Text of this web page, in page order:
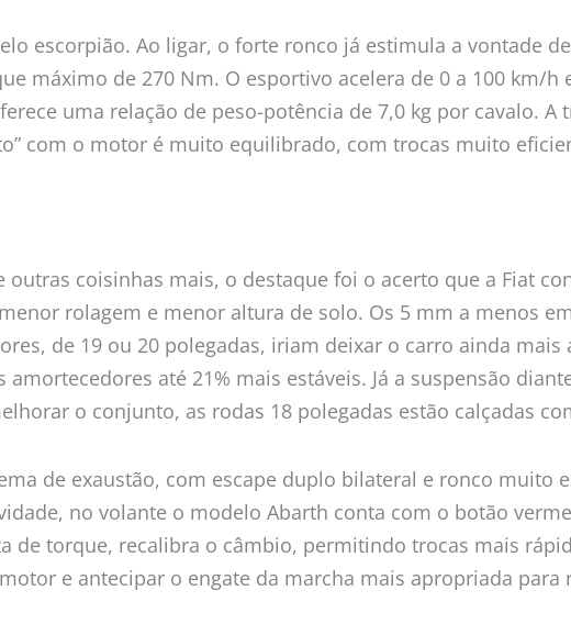
escorpião. Ao ligar, o forte ronco já estimula a vontade
máximo de 270 Nm. O esportivo acelera de 0 a 100 km/h
uma relação de peso-potência de 7,0 kg por cavalo.
com o motor é muito equilibrado, com trocas muito
outras coisinhas mais, o destaque foi o acerto que a Fiat
rolagem e menor altura de solo. Os 5 mm a menos
de 19 ou 20 polegadas, iriam deixar o carro ainda mais
até 21% mais estáveis. Já a suspensão
o conjunto, as rodas 18 polegadas estão calçadas
de exaustão, com escape duplo bilateral e ronco muito
no volante o modelo Abarth conta com o botão
de torque, recalibra o câmbio, permitindo trocas mais
e antecipar o engate da marcha mais apropriada para